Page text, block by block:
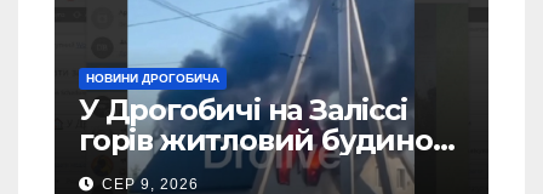
НОВИНИ ДРОГОБИЧА
У Дрогобичі на Заліссі
горів житловий будинок
(Відео)
СЕР 9, 2026